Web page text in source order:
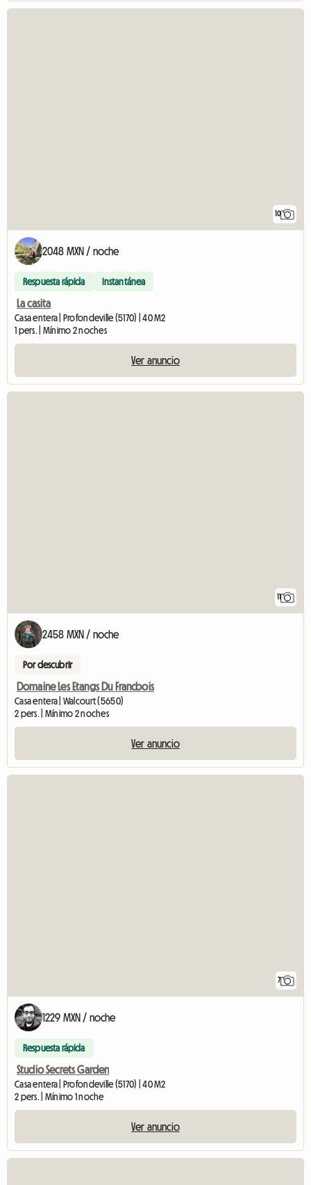
10
2048 MXN / noche
Respuesta rápida Instantánea
La casita
Casa entera | Profondeville (5170) | 40 M2
1 pers. | Mínimo 2 noches
Ver anuncio
11
2458 MXN / noche
Por descubrir
Domaine Les Etangs Du Francbois
Casa entera | Walcourt (5650)
2 pers. | Mínimo 2 noches
Ver anuncio
7
1229 MXN / noche
Respuesta rápida
Studio Secrets Garden
Casa entera | Profondeville (5170) | 40 M2
2 pers. | Mínimo 1 noche
Ver anuncio